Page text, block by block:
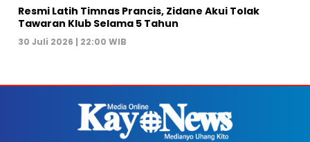
Resmi Latih Timnas Prancis, Zidane Akui Tolak
Tawaran Klub Selama 5 Tahun
30 Juli 2026 | 22:00 WIB